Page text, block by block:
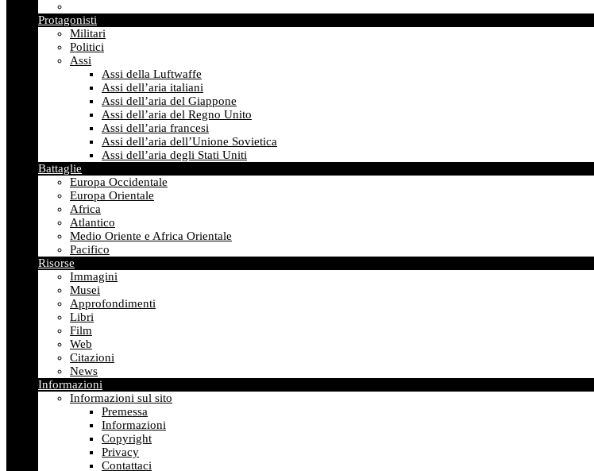
Protagonisti
Militari
Politici
Assi
Assi della Luftwaffe
Assi dell’aria italiani
Assi dell’aria del Giappone
Assi dell’aria del Regno Unito
Assi dell’aria francesi
Assi dell’aria dell’Unione Sovietica
Assi dell’aria degli Stati Uniti
Battaglie
Europa Occidentale
Europa Orientale
Africa
Atlantico
Medio Oriente e Africa Orientale
Pacifico
Risorse
Immagini
Musei
Approfondimenti
Libri
Film
Web
Citazioni
News
Informazioni
Informazioni sul sito
Premessa
Informazioni
Copyright
Privacy
Contattaci